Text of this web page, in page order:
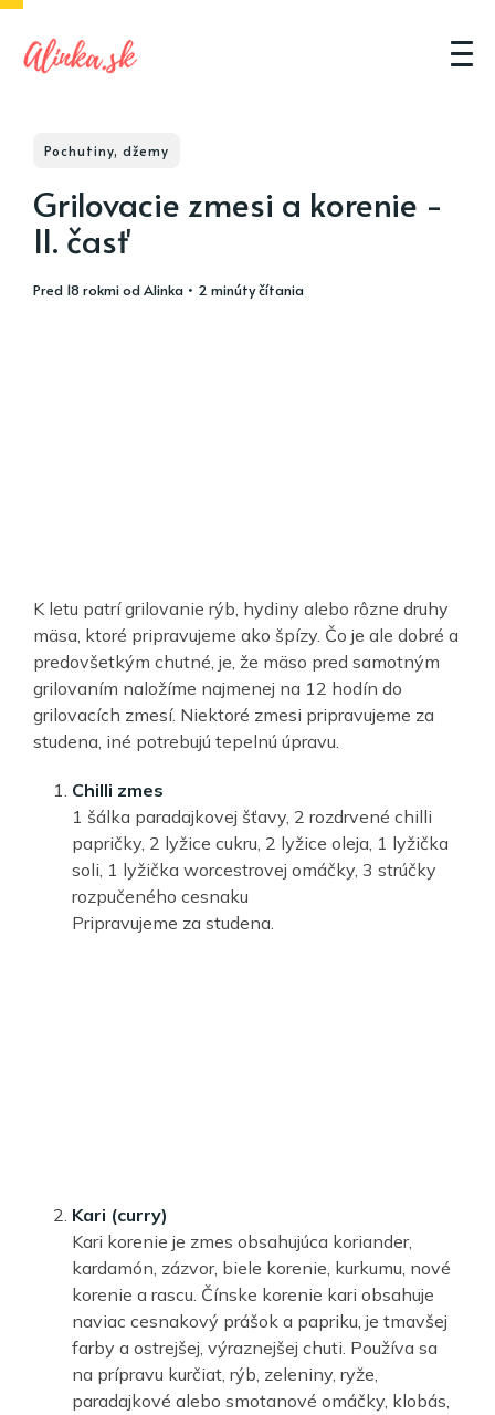
Pochutiny, džemy
Grilovacie zmesi a korenie -
II. časť
pred 18 rokmiodAlinka • 2 minúty čítania
K letu patrí grilovanie rýb, hydiny alebo rôzne druhy
mäsa, ktoré pripravujeme ako špízy. Čo je ale dobré a
predovšetkým chutné, je, že mäso pred samotným
grilovaním naložíme najmenej na 12 hodín do
grilovacích zmesí. Niektoré zmesi pripravujeme za
studena, iné potrebujú tepelnú úpravu.
Chilli zmes
1 šálka paradajkovej šťavy, 2 rozdrvené chilli
papričky, 2 lyžice cukru, 2 lyžice oleja, 1 lyžička
soli, 1 lyžička worcestrovej omáčky, 3 strúčky
rozpučeného cesnaku
Pripravujeme za studena.
Kari (curry)
Kari korenie je zmes obsahujúca koriander,
kardamón, zázvor, biele korenie, kurkumu, nové
korenie a rascu. Čínske korenie kari obsahuje
naviac cesnakový prášok a papriku, je tmavšej
farby a ostrejšej, výraznejšej chuti. Používa sa
na prípravu kurčiat, rýb, zeleniny, ryže,
paradajkové alebo smotanové omáčky, klobás,